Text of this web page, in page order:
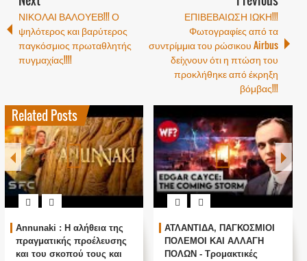
ΝΙΚΟΛΑΙ ΒΑΛΟΥΕΒ!!! Ο
ψηλότερος και βαρύτερος
παγκόσμιος πρωταθλητής
πυγμαχίας!!!!
ΕΠΙΒΕΒΑΙΩΣΗ ΙΩΚΗ!!!
Φωτογραφίες από τα
συντρίμμια του ρώσικου Airbus
δείχνουν ότι η πτώση του
προκλήθηκε από έκρηξη
βόμβας!!!
Related Posts
Ο ΟΜΗΡΟΣ ΠΙΣΤΕΥΕΙ ΣΤΟΝ
ΠΟΥΤΙΝ ; ΑΝΕΞΗΓΗΤΗ
ΠΡΟΠΑΓΑΝΔΑ ΥΠΕΡ ΤΟΥ
Τα είπε όλα με μιας ! Τους
άφησε όλους άφωνους